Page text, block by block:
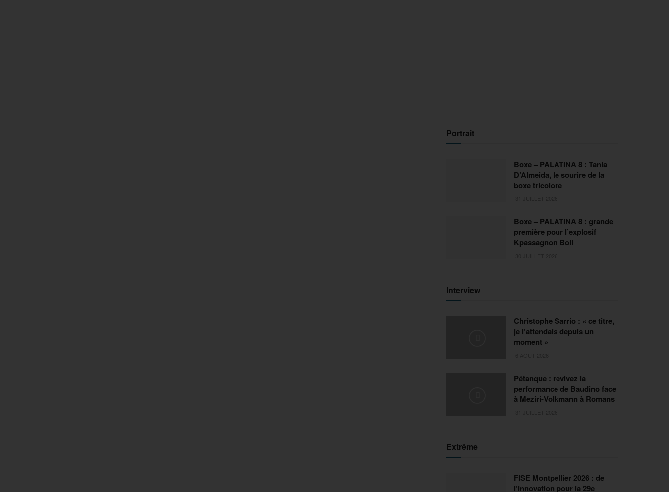
Portrait
Boxe – PALATINA 8 : Tania
D’Almeida, le sourire de la
boxe tricolore
Boxe – PALATINA 8 : grande
première pour l’explosif
Kpassagnon Boli
Interview
Christophe Sarrio : « ce titre,
je l’attendais depuis un
moment »
Pétanque : revivez la
performance de Baudino face
à Meziri-Volkmann à Romans
Extrême
FISE Montpellier 2026 : de
l’innovation pour la 29e